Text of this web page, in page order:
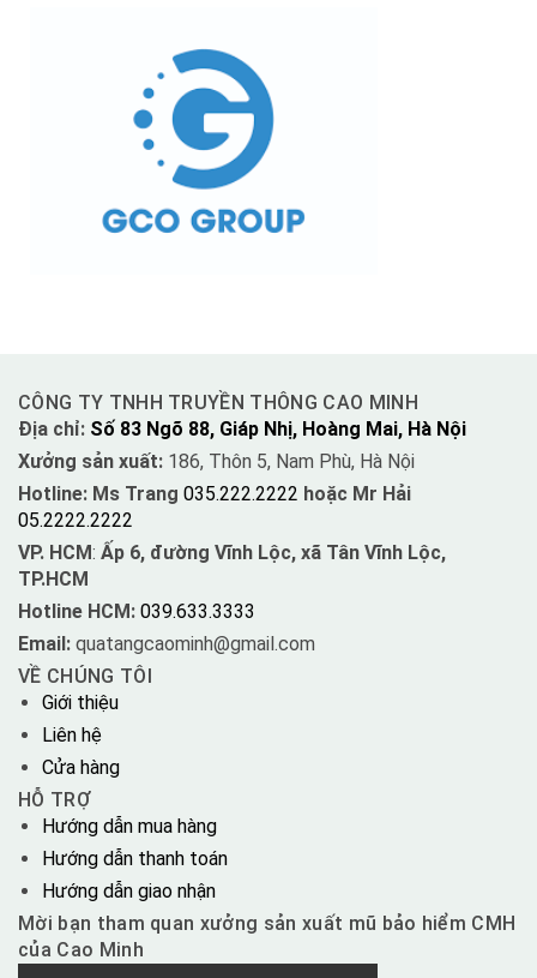
CÔNG TY TNHH TRUYỀN THÔNG CAO MINH
Địa chỉ: Số 83 Ngõ 88, Giáp Nhị, Hoàng Mai, Hà Nội
Xưởng sản xuất: 186, Thôn 5, Nam Phù, Hà Nội
Hotline: Ms Trang 035.222.2222 hoặc Mr Hải
05.2222.2222
VP. HCM: Ấp 6, đường Vĩnh Lộc, xã Tân Vĩnh Lộc,
TP.HCM
Hotline HCM: 039.633.3333
Email: quatangcaominh@gmail.com
VỀ CHÚNG TÔI
Giới thiệu
Liên hệ
Cửa hàng
HỖ TRỢ
Hướng dẫn mua hàng
Hướng dẫn thanh toán
Hướng dẫn giao nhận
Mời bạn tham quan xưởng sản xuất mũ bảo hiểm CMH
của Cao Minh